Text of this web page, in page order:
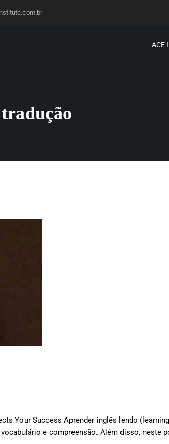
ACE
Your Success Aprender inglês lendo
e compreensão. Além disso, neste